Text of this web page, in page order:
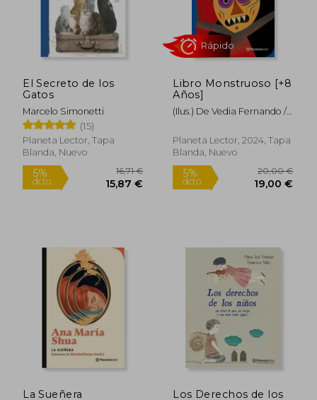
5%
dcto.
5%
El Secreto de los
Gatos
Marcelo Simonetti
(15)
Planeta Lector, Tapa
Blanda, Nuevo
Libro Monstruoso [+8
Años]
(Ilus.) De Vedia Fernando /
Planeta Lector, 2024, Tapa
Blanda, Nuevo
Rápido
La Sueñera
Los Derechos de los